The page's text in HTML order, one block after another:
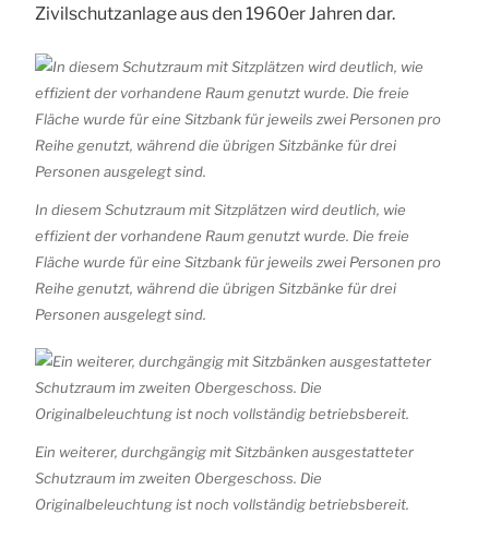
Zivilschutzanlage aus den 1960er Jahren dar.
In diesem Schutzraum mit Sitzplätzen wird deutlich, wie
effizient der vorhandene Raum genutzt wurde. Die freie
Fläche wurde für eine Sitzbank für jeweils zwei Personen pro
Reihe genutzt, während die übrigen Sitzbänke für drei
Personen ausgelegt sind.
Ein weiterer, durchgängig mit Sitzbänken ausgestatteter
Schutzraum im zweiten Obergeschoss. Die
Originalbeleuchtung ist noch vollständig betriebsbereit.